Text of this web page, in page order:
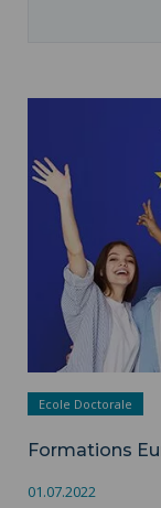
Formations
Ecole Doctorale
Formations
01.07.2022